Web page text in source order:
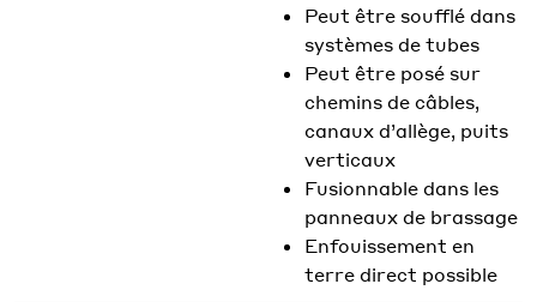
Peut être soufflé dans
systèmes de tubes
Peut être posé sur
chemins de câbles,
canaux d’allège, puits
verticaux
Fusionnable dans les
panneaux de brassage
Enfouissement en
terre direct possible